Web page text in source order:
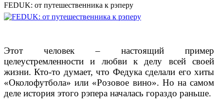
FEDUK: от путешественника к рэперу
Этот человек – настоящий пример
целеустремленности и любви к делу всей своей
жизни. Кто-то думает, что Федука сделали его хиты
«Околофутбола» или «Розовое вино». Но на самом
деле история этого рэпера началась гораздо раньше.